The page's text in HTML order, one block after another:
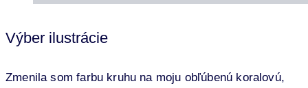
Výber ilustrácie
Zmenila som farbu kruhu na moju obľúbenú koralovú,